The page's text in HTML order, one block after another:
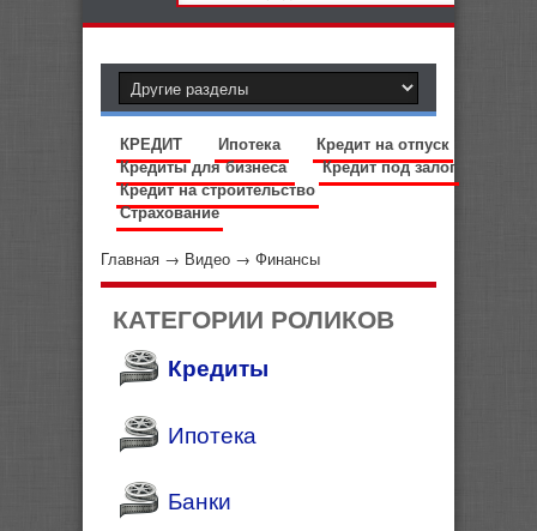
КРЕДИТ Ипотека
Кредит на отпуск
Кредиты для бизнеса
Кредит под залог
Кредит на строительство
Страхование
Главная → Видео → Финансы
КАТЕГОРИИ РОЛИКОВ
Кредиты
Ипотека
Банки